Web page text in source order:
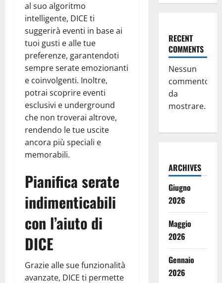
al suo algoritmo
intelligente, DICE ti
suggerirà eventi in base ai
tuoi gusti e alle tue
preferenze, garantendoti
sempre serate emozionanti
e coinvolgenti. Inoltre,
potrai scoprire eventi
esclusivi e underground
che non troverai altrove,
rendendo le tue uscite
ancora più speciali e
memorabili.
Pianifica serate
indimenticabili
con l’aiuto di
DICE
Grazie alle sue funzionalità
avanzate, DICE ti permette
RECENT
COMMENTS
Nessun
commento
da
mostrare.
ARCHIVES
Giugno
2026
Maggio
2026
Gennaio
2026